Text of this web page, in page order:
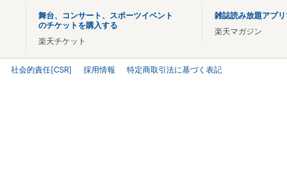
舞台、コンサート、スポーツイベント
のチケットを購入する
楽天チケット
雑誌読み放題アプ
楽天マガジン
社会的責任[CSR] 採用情報
特定商取引法に基づく表記